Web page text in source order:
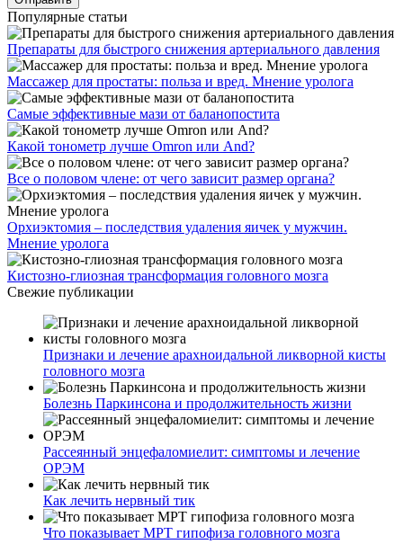
Популярные статьи
Препараты для быстрого снижения артериального давления
Массажер для простаты: польза и вред. Мнение уролога
Самые эффективные мази от баланопостита
Какой тонометр лучше Omron или And?
Все о половом члене: от чего зависит размер органа?
Орхиэктомия – последствия удаления яичек у мужчин.
Мнение уролога
Кистозно-глиозная трансформация головного мозга
Свежие публикации
Признаки и лечение арахноидальной ликворной кисты
головного мозга
Болезнь Паркинсона и продолжительность жизни
Рассеянный энцефаломиелит: симптомы и лечение
ОРЭМ
Как лечить нервный тик
Что показывает МРТ гипофиза головного мозга